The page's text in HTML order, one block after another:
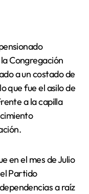
Congregación
a un costado de
que fue el asilo de
a la capilla
en el mes de Julio
Partido
a raíz